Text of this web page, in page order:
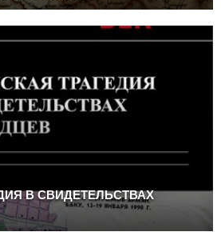
В СВИДЕТЕЛЬСТВАХ